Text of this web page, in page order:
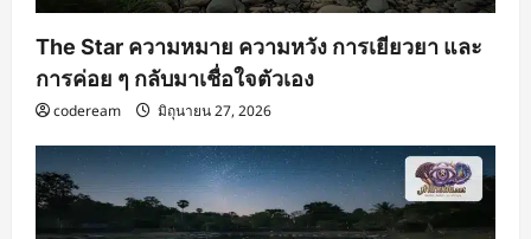
The Star ความหมาย ความหวัง การเยียวยา และ
การค่อย ๆ กลับมาเชื่อใจตัวเอง
codeream มิถุนายน 27, 2026